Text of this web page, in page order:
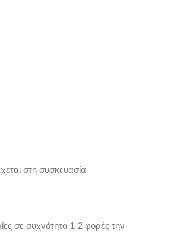
στη συσκευασία
σε συχνότητα 1-2 φορές την